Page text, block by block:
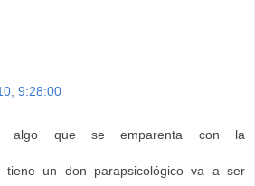
9:28:00
algo que se emparenta con la
un don parapsicológico va a ser